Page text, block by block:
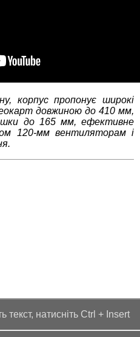
корпус пропонує широкі
довжиною до 410 мм,
до 165 мм, ефективне
120-мм вентиляторам і
текст, натисніть Ctrl + Insert